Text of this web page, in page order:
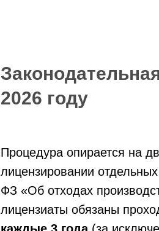
2026 году
Процедура опирается на
лицензировании
ФЗ «Об отходах
лицензиаты обязаны